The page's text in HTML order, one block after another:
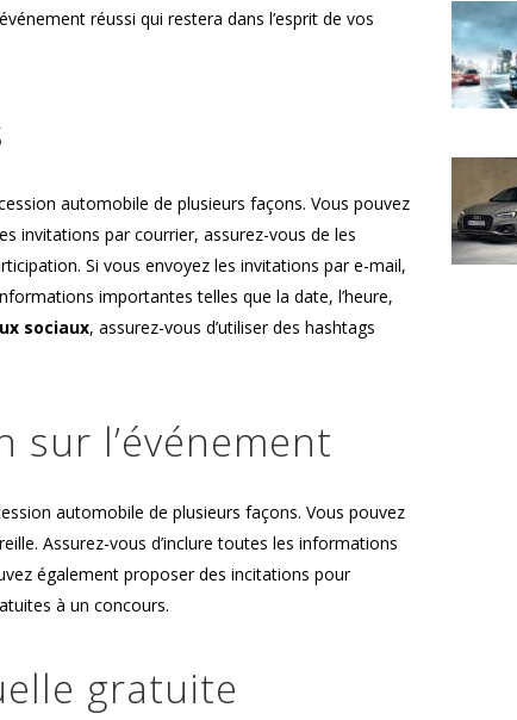
réussi qui restera dans l’esprit de vos
automobile de plusieurs façons. Vous pouvez
invitations par courrier, assurez-vous de les
Si vous envoyez les invitations par e-mail,
importantes telles que la date, l’heure,
sociaux, assurez-vous d’utiliser des hashtags
l’événement
automobile de plusieurs façons. Vous pouvez
Assurez-vous d’inclure toutes les informations
également proposer des incitations pour
à un concours.
gratuite